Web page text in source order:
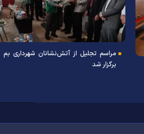
مراسم تجلیل از آتش‌نشانان شهرداری بم
برگزار شد